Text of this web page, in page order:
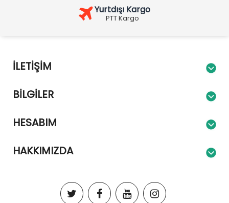
Yurtdışı Kargo
PTT Kargo
İLETIŞIM
BILGILER
HESABIM
HAKKIMIZDA